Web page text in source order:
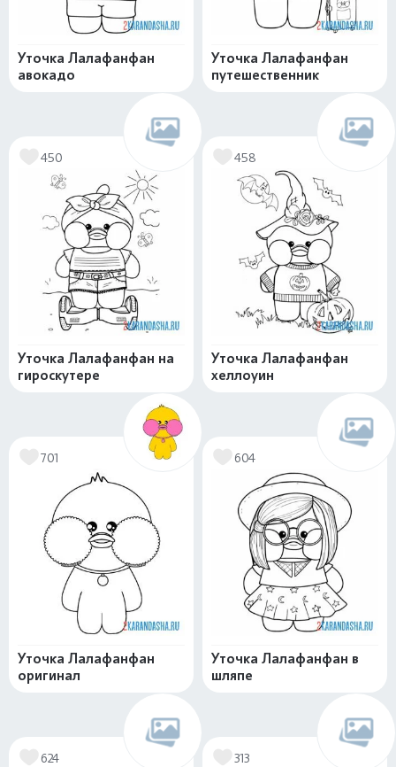
Уточка Лалафанфан
авокадо
Уточка Лалафанфан
путешественник
450
Уточка Лалафанфан на
гироскутере
458
Уточка Лалафанфан
хеллоуин
701
Уточка Лалафанфан
оригинал
604
Уточка Лалафанфан в
шляпе
624 313